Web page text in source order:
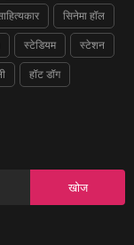
सिनेमा हॉल
स्टेडियम स्टेशन
हॉट डॉग